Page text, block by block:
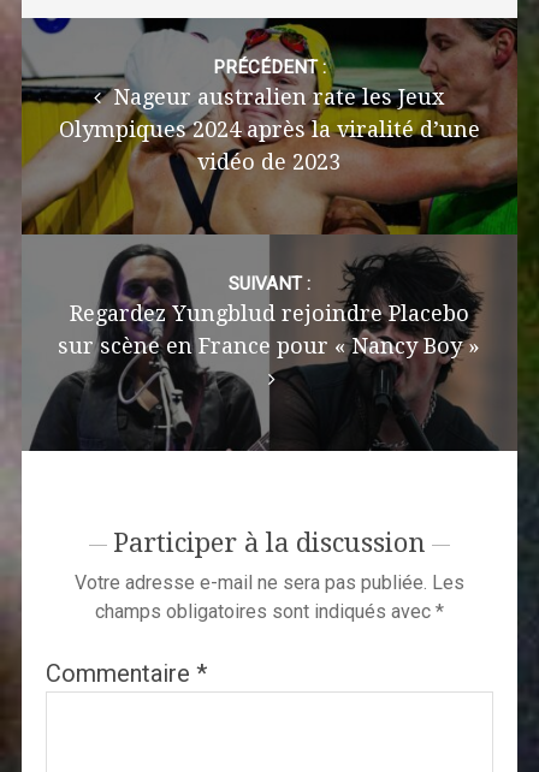
Post
navigation
PRÉCÉDENT :
Nageur australien rate les Jeux
Olympiques 2024 après la viralité d’une
vidéo de 2023
SUIVANT :
Regardez Yungblud rejoindre Placebo
sur scène en France pour « Nancy Boy »
Participer à la discussion
Votre adresse e-mail ne sera pas publiée. Les
champs obligatoires sont indiqués avec *
Commentaire *